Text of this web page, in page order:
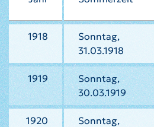
1918
Sonntag,
31.03.1918
1919
Sonntag,
30.03.1919
1920
Sonntag,